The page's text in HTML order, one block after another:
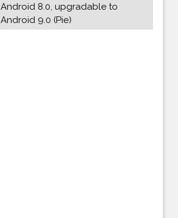
Android 8.0, upgradable to
Android 9.0 (Pie)